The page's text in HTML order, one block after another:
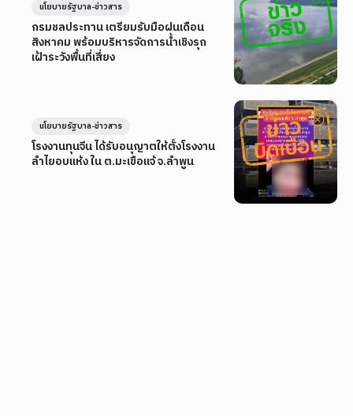
กรมชลประทาน เตรียมรับมือฝนเดือน
สิงหาคม พร้อมบริหารจัดการน้ำเชิงรุก
เฝ้าระวังพื้นที่เสี่ยง
นโยบายรัฐบาล-ข่าวสาร
โรงงานทุนจีน ได้รับอนุญาตให้ตั้งโรงงาน
ลำไยอบแห้ง ใน ต.มะเขือแจ้ จ.ลำพูน
นโยบายรัฐบาล-ข่าวสาร